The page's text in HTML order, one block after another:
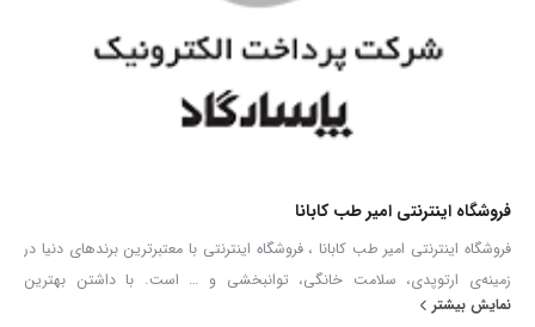
فروشگاه اینترنتی امیر طب کابانا
فروشگاه اینترنتی امیر طب کابانا ، فروشگاه اینترنتی با معتبرترین برندهای دنیا در
زمینه‌ی ارتوپدی، سلامت خانگی، توانبخشی و … است. با داشتن بهترین
کارشناسان فروش در زمینه تجهیزات پزشکی توانایی ارائه هرگونه مشاوره و خدمات
نمایش بیشتر